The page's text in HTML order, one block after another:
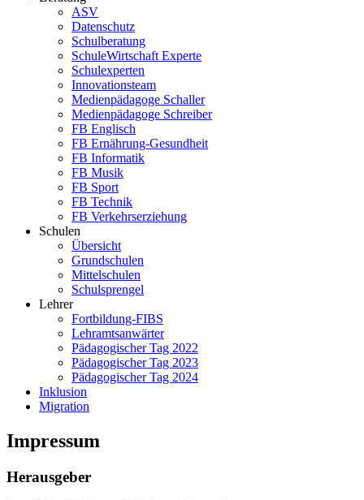
ASV
Datenschutz
Schulberatung
SchuleWirtschaft Experte
Schulexperten
Innovationsteam
Medienpädagoge Schaller
Medienpädagoge Schreiber
FB Englisch
FB Ernährung-Gesundheit
FB Informatik
FB Musik
FB Sport
FB Technik
FB Verkehrserziehung
Schulen
Übersicht
Grundschulen
Mittelschulen
Schulsprengel
Lehrer
Fortbildung-FIBS
Lehramtsanwärter
Pädagogischer Tag 2022
Pädagogischer Tag 2023
Pädagogischer Tag 2024
Inklusion
Migration
Impressum
Herausgeber